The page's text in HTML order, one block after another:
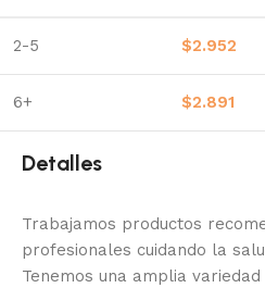
2-5 $2.952
6+ $2.891
Detalles
Trabajamos productos
profesionales cuidando la
Tenemos una amplia